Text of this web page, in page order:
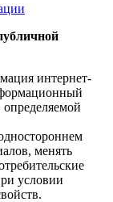
интернет-
определяемой
менять
условии